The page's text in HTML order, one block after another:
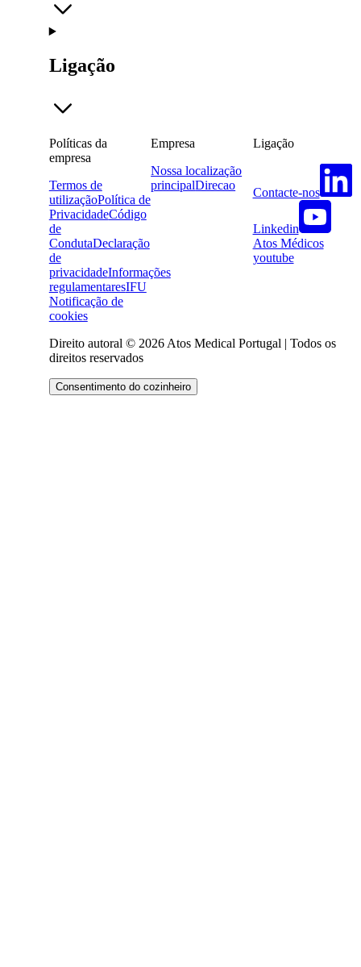
Ligação
Políticas da
empresa
Termos de
utilizaçãoPolítica de
PrivacidadeCódigo
de
CondutaDeclaração
de
privacidadeInformações
regulamentaresIFU
Notificação de
cookies
Empresa
Nossa localização
principalDirecao
Ligação
Contacte-nos
Linkedin
Atos Médicos
youtube
Direito autoral © 2026 Atos Medical Portugal | Todos os
direitos reservados
Consentimento do cozinheiro